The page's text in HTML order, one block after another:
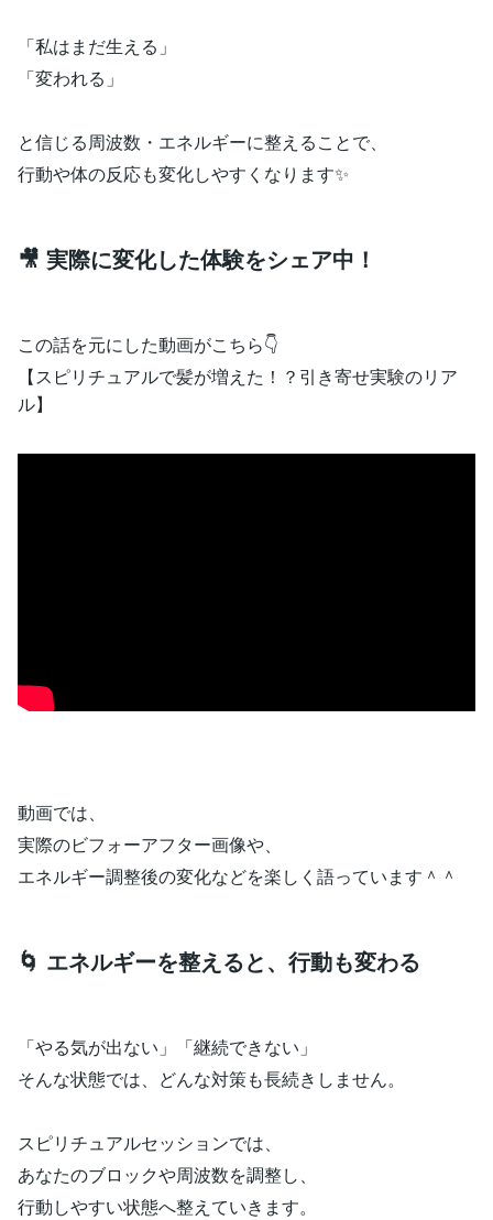
「私はまだ生える」
「変われる」
と信じる周波数・エネルギーに整えることで、
行動や体の反応も変化しやすくなります✨
🎥 実際に変化した体験をシェア中！
この話を元にした動画がこちら👇
【スピリチュアルで髪が増えた！？引き寄せ実験のリア
ル】
動画では、
実際のビフォーアフター画像や、
エネルギー調整後の変化などを楽しく語っています＾＾
🌀 エネルギーを整えると、行動も変わる
「やる気が出ない」「継続できない」
そんな状態では、どんな対策も長続きしません。
スピリチュアルセッションでは、
あなたのブロックや周波数を調整し、
行動しやすい状態へ整えていきます。